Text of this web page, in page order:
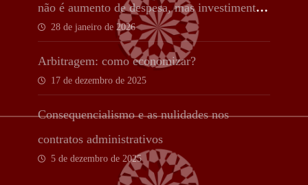
não é aumento de despesa, mas investimento
estratégico
28 de janeiro de 2026
Arbitragem: como economizar?
17 de dezembro de 2025
Consequencialismo e as nulidades nos
contratos administrativos
5 de dezembro de 2025